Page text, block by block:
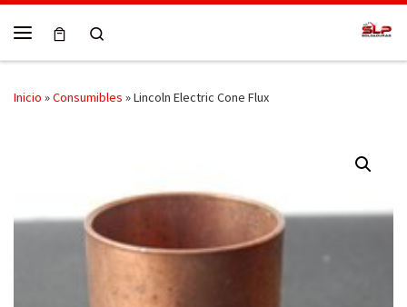
Skip to content
Inicio »Consumibles »Lincoln Electric Cone Flux